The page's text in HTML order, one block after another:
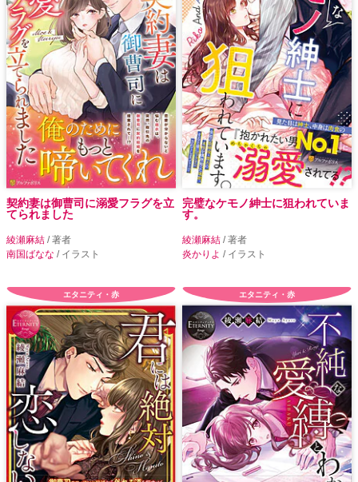
契約妻は御曹司に溺愛フラグを立
てられました
綾瀬麻結 / 著者
南国ばなな / イラスト
完璧なケモノ紳士に狙われていま
す。
綾瀬麻結 / 著者
炎かりよ / イラスト
エタニティ・赤 エタニティ・赤